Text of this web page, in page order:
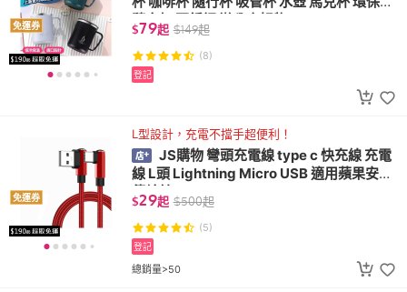
免運券
隨身杯 不銹鋼 辦公室好物
$79起 $149起
(8)
登記
免運券
L型設計，充電不擋手超便利！
JS購物 彎頭充電線 type c 快充線 充電
線 L頭 Lightning Micro USB 適用蘋果安卓
傳輸線
$29起 $500起
(5)
總銷量>50
登記